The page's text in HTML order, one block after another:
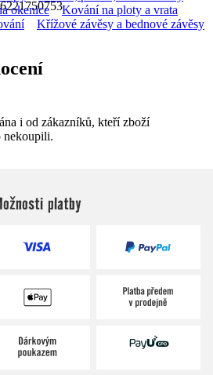
okenice
Kování na ploty a vrata
Křížové závěsy a bednové závěsy
i od zákazníků, kteří zboží
nekoupili.
platby